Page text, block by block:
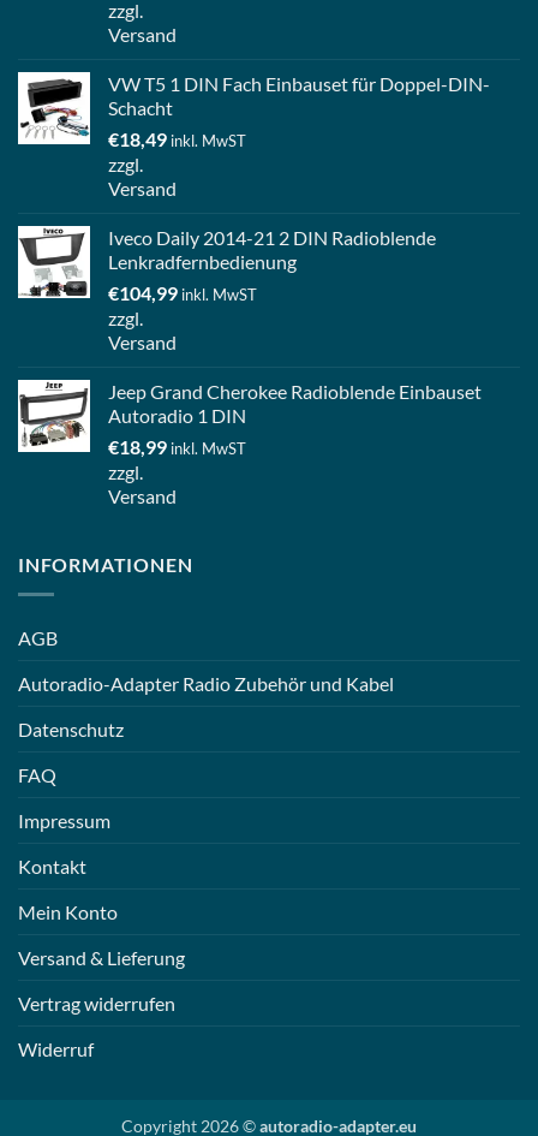
zzgl.
Versand
VW T5 1 DIN Fach Einbauset für Doppel-DIN-
Schacht
€18,49 inkl. MwST
zzgl.
Versand
Iveco Daily 2014-21 2 DIN Radioblende
Lenkradfernbedienung
€104,99 inkl. MwST
zzgl.
Versand
Jeep Grand Cherokee Radioblende Einbauset
Autoradio 1 DIN
€18,99 inkl. MwST
zzgl.
Versand
INFORMATIONEN
AGB
Autoradio-Adapter Radio Zubehör und Kabel
Datenschutz
FAQ
Impressum
Kontakt
Mein Konto
Versand & Lieferung
Vertrag widerrufen
Widerruf
Copyright 2026 ©autoradio-adapter.eu